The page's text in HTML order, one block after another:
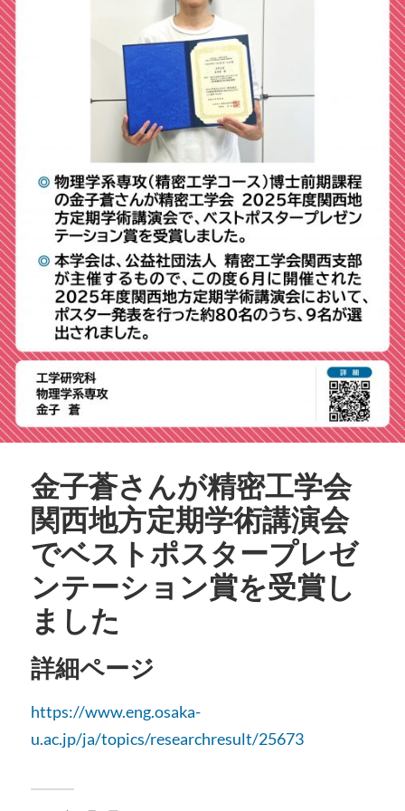
金子蒼さんが精密工学会
関西地方定期学術講演会
でベストポスタープレゼ
ンテーション賞を受賞し
ました
詳細ページ
https://www.eng.osaka-
u.ac.jp/ja/topics/researchresult/25673